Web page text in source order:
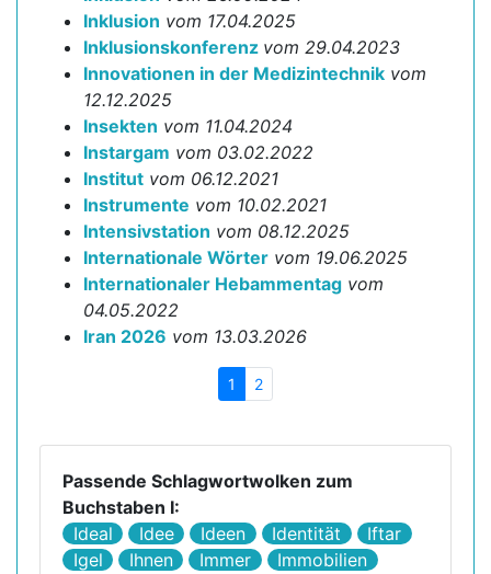
Inklusion vom 17.04.2025
Inklusionskonferenz vom 29.04.2023
Innovationen in der Medizintechnik vom
12.12.2025
Insekten vom 11.04.2024
Instargam vom 03.02.2022
Institut vom 06.12.2021
Instrumente vom 10.02.2021
Intensivstation vom 08.12.2025
Internationale Wörter vom 19.06.2025
Internationaler Hebammentag vom
04.05.2022
Iran 2026 vom 13.03.2026
1 2
Passende Schlagwortwolken zum
Buchstaben I:
Ideal
Idee Ideen Identität
Iftar
Igel
Ihnen Immer
Immobilien